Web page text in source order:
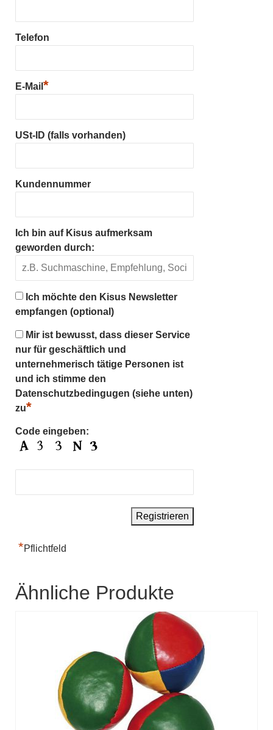
Telefon
E-Mail *
USt-ID (falls vorhanden)
Kundennummer
Ich bin auf Kisus aufmerksam
geworden durch:
Ich möchte den Kisus Newsletter
empfangen (optional)
Mir ist bewusst, dass dieser Service
nur für geschäftlich und
unternehmerisch tätige Personen ist
und ich stimme den
Datenschutzbedingugen (siehe unten)
zu*
Code eingeben:
*Pflichtfeld
Ähnliche Produkte